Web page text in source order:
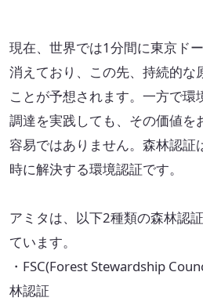
サステナビリティ教育・研
循環資源（サーキュラー
TOP
スマートファクトリー
産業廃棄物の100%リ
現在、世界では1分間に東京ド
消えており、この先、持続的な
ことが予想されます。一方で環
調達を実践しても、その価値を
容易ではありません。森林認証
時に解決する環境認証です。
アミタは、以下2種類の森林認
ています。
・FSC(Forest Stewardship
林認証